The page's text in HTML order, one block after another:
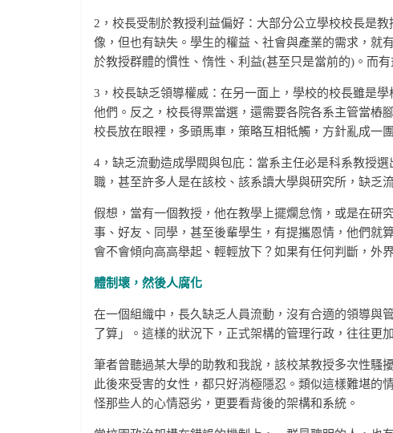
2，校長受制於教授利益偏好：大部分公立學校校長是
像，但也有缺失。學生的權益、社會與產業的需求，就
於教授群體的慣性、惰性、利益(甚至只是當前的)。而
3，校長缺乏領導權威：在另一面上，學校的校長雖是
他們。反之，校長得票當選，還需要各院各系主管當樁
校長放在眼裡，多頭馬車，策略互相牴觸，方針亂成一
4，缺乏流動造成學閥與包庇：當系主任必是科系教授
職，甚至許多人是在該校、該系讀大學與研究所，缺乏
假想，當有一個教授，他在教學上擺爛怠惰，或是在研
事、好友、同學，甚至後輩學生，有提攜恩情，他們就
會不會傾向高高舉起、輕輕放下？如果有任何判斷，外
體制壞，然後人腐化
在一個組織中，長久缺乏人員流動，沒有合適的領導與
了算」。這樣的狀況下，正式架構的管理行政，往往更
筆者曾聽過某大學的助教和我說，該校某教授多次性騷
此後來受害的女性，都只好消極隱忍。類似這樣難堪
怪那些人的心情惡劣，更要看背後的架構和系統。